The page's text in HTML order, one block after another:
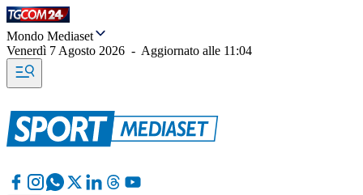
Mondo Mediaset
Venerdì 7 Agosto 2026 - Aggiornato alle 11:04